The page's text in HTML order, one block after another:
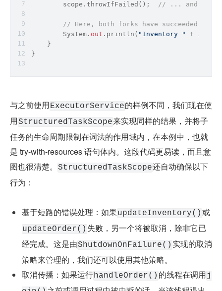
        scope.throwIfFailed();
// ... and
// Here, both forks have succeeded, so
        System.
out .println( "Inventory "
+
    }
}
与之前使用ExecutorService的样例不同，我们现在使
用StructuredTaskScope来实现同样的结果，并将子
任务的生命周期限制在词法的作用域内，在本例中，也就
是 try-with-resources 语句体内。这段代码更易读，而且意
图也很清楚。
StructuredTaskScope还自动确保以下
行为：
基于短路的错误处理：如果updateInventory() 或
updateOrder() 失败，另一个将被取消，除非它已
经完成。这是由ShutdownOnFailure() 实现的取消
策略来管理的，我们还可以使用其他策略。
取消传播：如果运行handleOrder() 的线程在调用 j